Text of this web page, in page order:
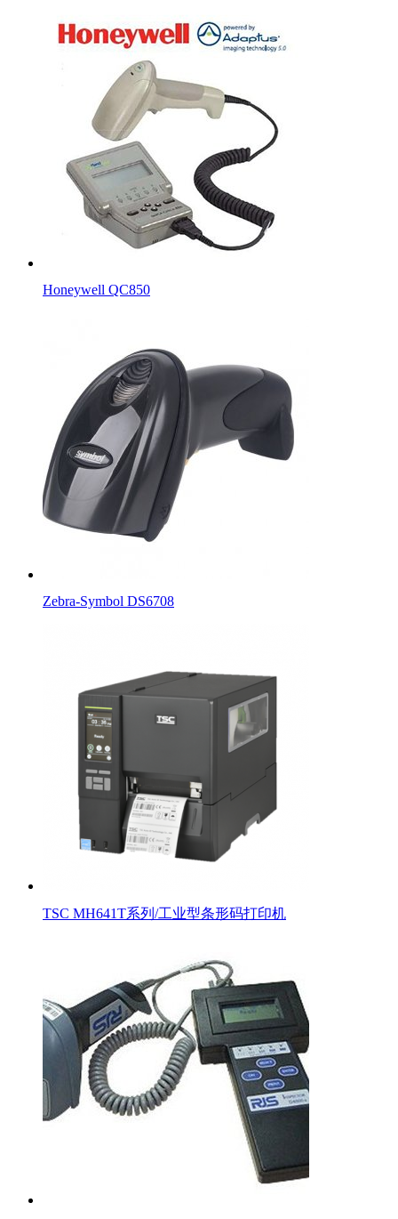
Honeywell QC850
Zebra-Symbol DS6708
TSC MH641T系列/工业型条形码打印机